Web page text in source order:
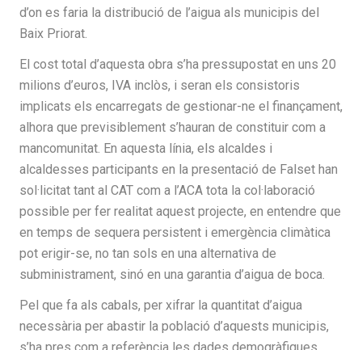
d’on es faria la distribució de l’aigua als municipis del
Baix Priorat.
El cost total d’aquesta obra s’ha pressupostat en uns 20
milions d’euros, IVA inclòs, i seran els consistoris
implicats els encarregats de gestionar-ne el finançament,
alhora que previsiblement s’hauran de constituir com a
mancomunitat. En aquesta línia, els alcaldes i
alcaldesses participants en la presentació de Falset han
sol·licitat tant al CAT com a l’ACA tota la col·laboració
possible per fer realitat aquest projecte, en entendre que
en temps de sequera persistent i emergència climàtica
pot erigir-se, no tan sols en una alternativa de
subministrament, sinó en una garantia d’aigua de boca.
Pel que fa als cabals, per xifrar la quantitat d’aigua
necessària per abastir la població d’aquests municipis,